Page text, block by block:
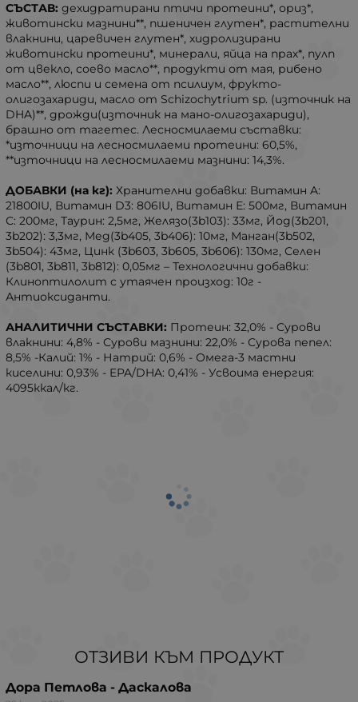
СЪСТАВ: дехидратирани птичи протеини*, ориз*,
животински мазнини**, пшеничен глутен*, растителни
влакнини, царевичен глутен*, хидролизирани
животински протеини*, минерали, яйца на прах*, пулп
от цвекло, соево масло**, продукти от мая, рибено
масло**, люспи и семена от псилиум, фрукто-
олигозахариди, масло от Schizochytrium sp. (източник на
DHA)**, дрожди(източник на мано-олигозахариди),
брашно от тагетес. Лесносмилаеми съставки:
*източници на лесносмилаеми протеини: 60,5%,
**източници на лесносмилаеми мазнини: 14,3%.
ДОБАВКИ (на кг): Хранителни добавки: Витамин A:
21800IU, Витамин D3: 806IU, Витамин Е: 500мг, Витамин
С: 200мг, Таурин: 2,5мг, Желязо(3b103): 33мг, Йод(3b201,
3b202): 3,3мг, Мед(3b405, 3b406): 10мг, Манган(3b502,
3b504): 43мг, Цинк (3b603, 3b605, 3b606): 130мг, Селен
(3b801, 3b811, 3b812): 0,05мг – Технологични добавки:
Клиноптилолит с утаячен произход: 10г -
Антиоксиданти.
АНАЛИТИЧНИ СЪСТАВКИ: Протеин: 32,0% - Сурови
влакнини: 4,8% - Сурови мазнини: 22,0% - Сурова пепел:
8,5% -Калий: 1% - Натрий: 0,6% - Омега-3 мастни
киселини: 0,93% - EPA/DHA: 0,41% - Усвоима енергия:
4095ккал/кг.
ОТЗИВИ КЪМ ПРОДУКТ
Дора Петлова - Даскалова